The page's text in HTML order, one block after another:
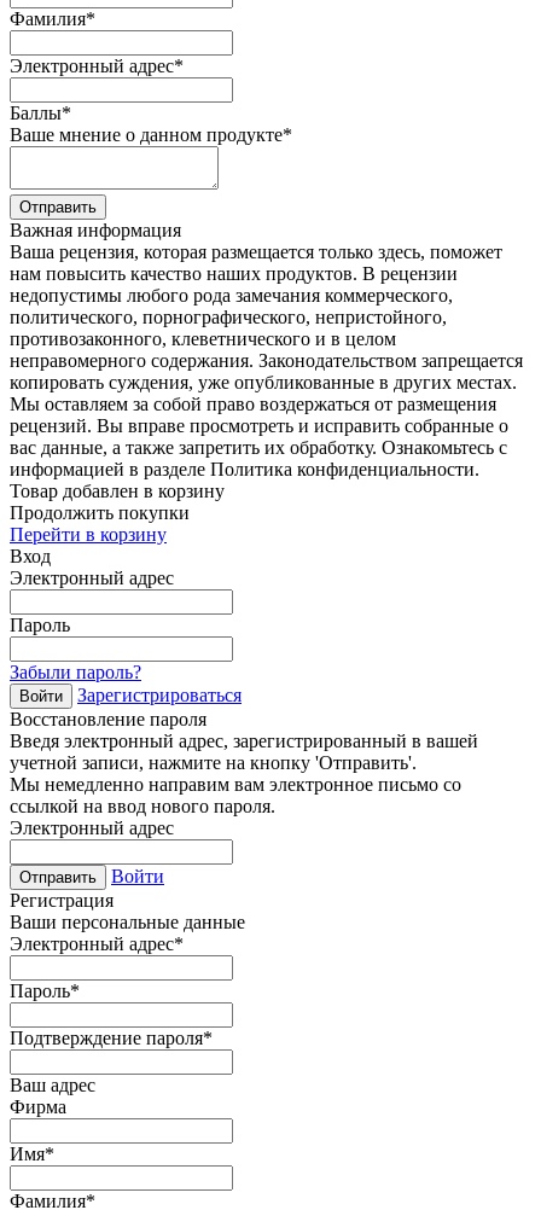
Фамилия*
Электронный адрес*
Баллы*
Ваше мнение о данном продукте*
Отправить
Важная информация
Ваша рецензия, которая размещается только здесь, поможет
нам повысить качество наших продуктов. В рецензии
недопустимы любого рода замечания коммерческого,
политического, порнографического, непристойного,
противозаконного, клеветнического и в целом
неправомерного содержания. Законодательством запрещается
копировать суждения, уже опубликованные в других местах.
Мы оставляем за собой право воздержаться от размещения
рецензий. Вы вправе просмотреть и исправить собранные о
вас данные, а также запретить их обработку. Ознакомьтесь с
информацией в разделе Политика конфиденциальности.
Товар добавлен в корзину
Продолжить покупки
Перейти в корзину
Вход
Электронный адрес
Пароль
Забыли пароль?
Войти
Зарегистрироваться
Восстановление пароля
Введя электронный адрес, зарегистрированный в вашей
учетной записи, нажмите на кнопку 'Отправить'.
Мы немедленно направим вам электронное письмо со
ссылкой на ввод нового пароля.
Электронный адрес
Отправить
Войти
Регистрация
Ваши персональные данные
Электронный адрес*
Пароль*
Подтверждение пароля*
Ваш адрес
Фирма
Имя*
Фамилия*